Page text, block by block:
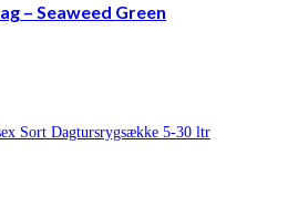
– Seaweed Green